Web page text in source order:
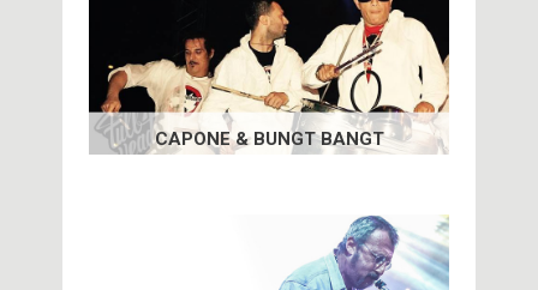
CAPONE & BUNGT BANGT